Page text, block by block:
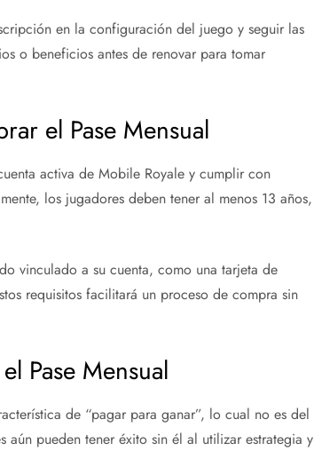
en la configuración del juego y seguir las
o beneficios antes de renovar para tomar
el Pase Mensual
activa de Mobile Royale y cumplir con
los jugadores deben tener al menos 13 años,
vinculado a su cuenta, como una tarjeta de
requisitos facilitará un proceso de compra sin
Pase Mensual
de “pagar para ganar”, lo cual no es del
pueden tener éxito sin él al utilizar estrategia y